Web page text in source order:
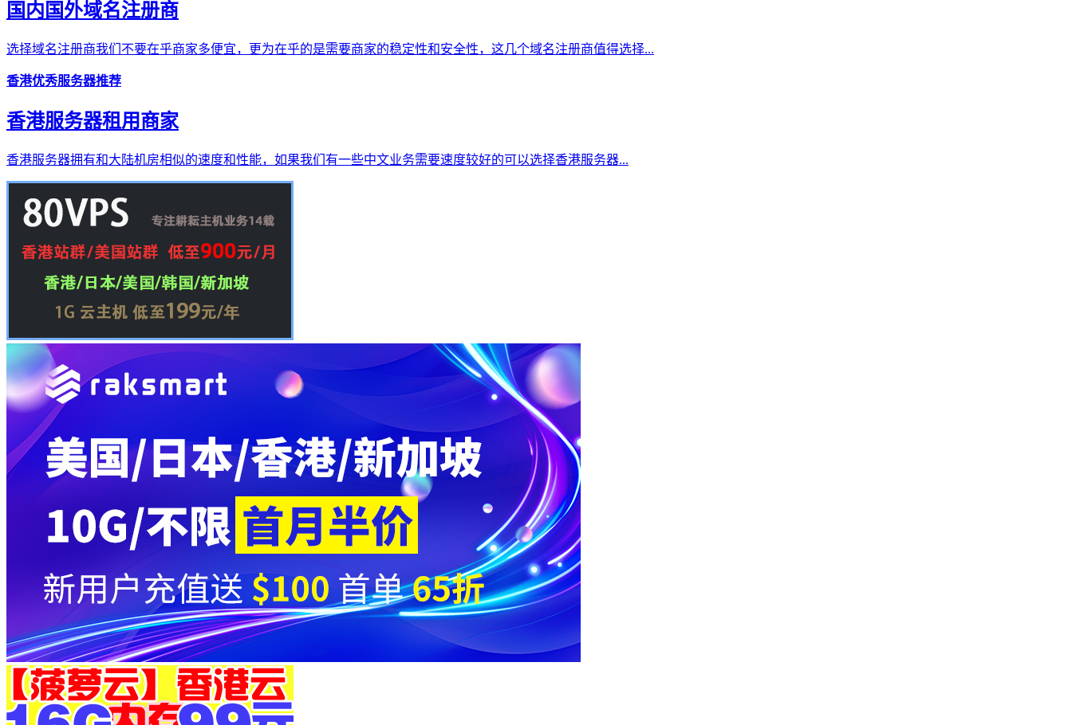
国内国外域名注册商
选择域名注册商我们不要在乎商家多便宜，更为在乎的是需要商家的稳定性和安全性，这几个域名注册商值得选择...
香港优秀服务器推荐
香港服务器租用商家
香港服务器拥有和大陆机房相似的速度和性能，如果我们有一些中文业务需要速度较好的可以选择香港服务器...